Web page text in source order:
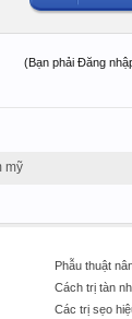
(Bạn phải Đăng
mỹ
Phẫu thuật
Cách trị tàn
Các trị sẹo